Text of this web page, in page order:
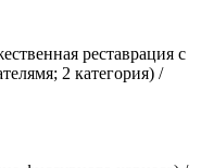
реставрация с
2 категория) /